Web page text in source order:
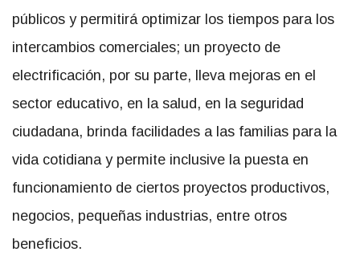
públicos y permitirá optimizar los tiempos para los
intercambios comerciales; un proyecto de
electrificación, por su parte, lleva mejoras en el
sector educativo, en la salud, en la seguridad
ciudadana, brinda facilidades a las familias para la
vida cotidiana y permite inclusive la puesta en
funcionamiento de ciertos proyectos productivos,
negocios, pequeñas industrias, entre otros
beneficios.